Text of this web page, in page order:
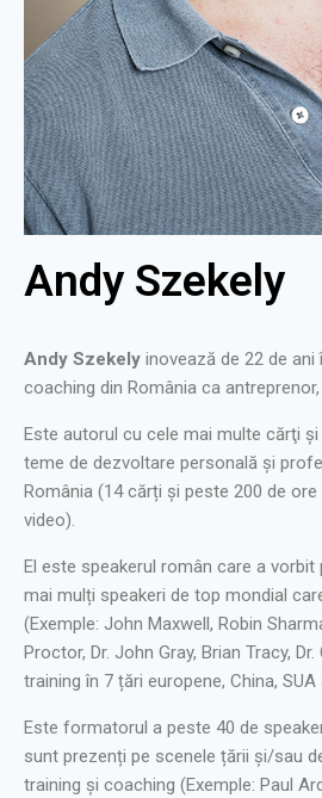
Andy Szekely
Andy Szekely inovează de 22 de ani
coaching din România ca
Este autorul cu cele mai multe cărţi
teme de dezvoltare personală şi
România (14 cărți și peste 200 de
video).
El este speakerul român care a
mai mulți speakeri de top mondial
(Exemple: John Maxwell, Robin
Proctor, Dr. John Gray, Brian Tracy,
training în 7 țări europene, China, SUA
Este formatorul a peste 40 de
sunt prezenți pe scenele țării și/sau
training și coaching (Exemple: Paul